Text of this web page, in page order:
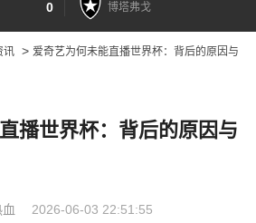
0 博塔弗戈
讯> 爱奇艺为何未能直播世界杯：背后的原因与
播世界杯：背后的原因与
2026-06-03 22:51:55